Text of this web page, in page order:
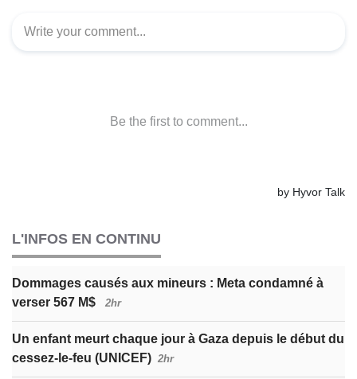
L'INFOS EN CONTINU
Dommages causés aux mineurs : Meta condamné à
verser 567 M$
2hr
Un enfant meurt chaque jour à Gaza depuis le début du
cessez-le-feu (UNICEF) 2hr